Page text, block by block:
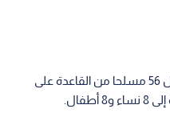
وكانت مصادر يمنية تحدثت عن مقتل 56 مسلحا من القاعدة على